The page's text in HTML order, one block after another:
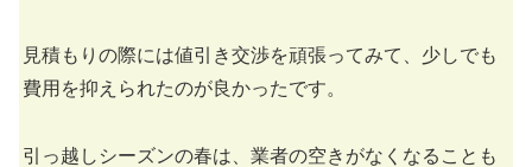
見積もりの際には値引き交渉を頑張ってみて、少しでも
費用を抑えられたのが良かったです。
引っ越しシーズンの春は、業者の空きがなくなることも